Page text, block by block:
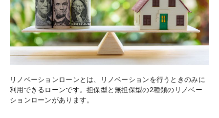
リノベーションローンとは、リノベーションを行うときのみに
利用できるローンです。担保型と無担保型の2種類のリノベー
ションローンがあります。